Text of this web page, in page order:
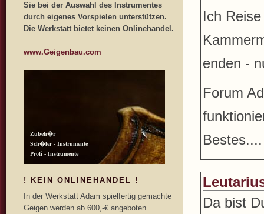
Ich
enden -
Forum
Da bist
Sie bei der Auswahl des Instrumentes
durch eigenes Vorspielen unterstützen.
Die Werkstatt bietet keinen Onlinehandel.
www.Geigenbau.com
! KEIN ONLINEHANDEL !
In der Werkstatt Adam spielfertig gemachte
Geigen werden ab 600,-€ angeboten.